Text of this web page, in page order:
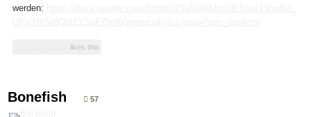
werden:
likes this
Bonefish 57